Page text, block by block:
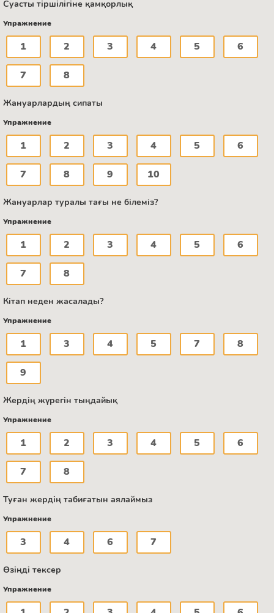
Суасты тіршілігіне қамқорлық
Упражнение
1 2 3 4 5 6
7 8
Жануарлардың сипаты
Упражнение
1 2 3 4 5 6
7 8 9 10
Жануарлар туралы тағы не білеміз?
Упражнение
1 2 3 4 5 6
7 8
Кітап неден жасалады?
Упражнение
1 3 4 5 7 8
9
Жердің жүрегін тыңдайық
Упражнение
1 2 3 4 5 6
7 8
Туған жердің табиғатын аялаймыз
Упражнение
3 4 6 7
Өзіңді тексер
Упражнение